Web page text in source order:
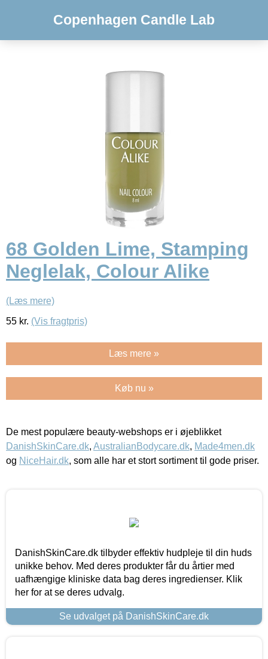
Copenhagen Candle Lab
68 Golden Lime, Stamping
Neglelak, Colour Alike
(Læs mere)
55 kr. (Vis fragtpris)
Læs mere »
Køb nu »
De mest populære beauty-webshops er i øjeblikket
DanishSkinCare.dk, AustralianBodycare.dk, Made4men.dk
og NiceHair.dk, som alle har et stort sortiment til gode priser.
DanishSkinCare.dk tilbyder effektiv hudpleje til din huds
unikke behov. Med deres produkter får du årtier med
uafhængige kliniske data bag deres ingredienser. Klik
her for at se deres udvalg.
Se udvalget på DanishSkinCare.dk